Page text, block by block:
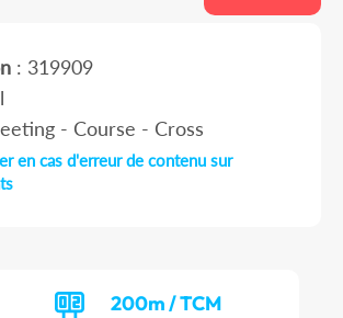
: 319909
- Course - Cross
en cas d'erreur de contenu sur
200m / TCM